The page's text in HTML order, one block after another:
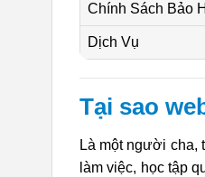
Chính Sách Bảo
Dịch Vụ
Tại sao
Là một người cha,
làm việc, học tập